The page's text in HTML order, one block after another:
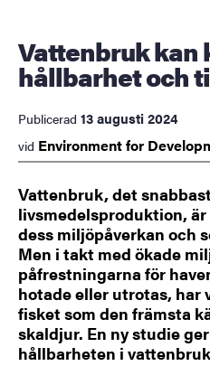
Vattenbruk kan kombinera
hållbarhet och
Publicerad 13 augusti 2024
vid Environment for
Vattenbruk, det
livsmedelsproduktion,
dess miljöpåverkan och
Men i takt med ökade
påfrestningarna för
hotade eller utrotas, har
fisket som den främsta
skaldjur. En ny studie
hållbarheten i